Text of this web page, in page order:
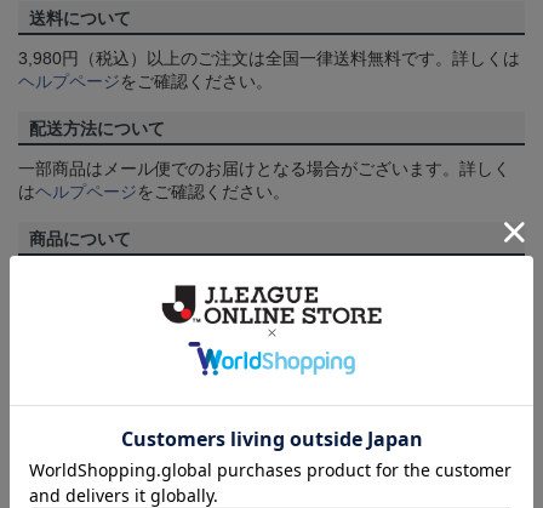
送料について
3,980円（税込）以上のご注文は全国一律送料無料です。詳しくは
ヘルプページをご確認ください。
配送方法について
一部商品はメール便でのお届けとなる場合がございます。詳しく
はヘルプページをご確認ください。
商品について
商品画像は、お使いのパソコンのモニターおよびスマートフォン
のメーカー・機種・画面設定等により、実際の商品の色と異なっ
て見える場合がございます。あらかじめご了承ください。
告なく変更になることがございます。
その他